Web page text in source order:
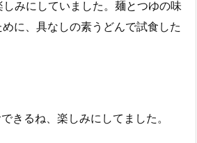
みにしていました。麺とつゆの味
に、具なしの素うどんで試食した
きるね、楽しみにしてました。